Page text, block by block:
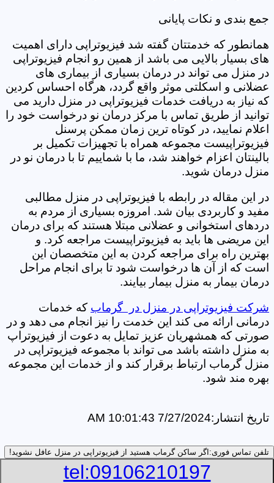
جمع بندی و نکات پایانی
همانطور که خدمتتان گفته شد فیزیوتراپی دارای اهمیت
های بسیار بالایی می باشد از همین رو انجام فیزیوتراپی
در منزل می تواند در درمان بسیاری از بیماری های
عضلانی و اسکلتی موثر واقع گردد، هرگاه احساس کردین
که نیاز به دریافت خدمات فیزیوتراپی در منزل دارید می
توانید از طریق تماس با مرکز درمان نو درخواست خود را
اعلام نمایید، در کوتاه ترین زمان ممکن پرسنل
فیزیوتراپیست مجموعه همراه با تجهیزات تکمیل بر
بالینتان اعزام خواهند شد، ما با شماییم تا با درمان نو در
منزل درمان شوید.
در این مقاله در رابطه با فیزیوتراپی در منزل مطالبی
مفید و کاربردی بیان شد. امروزه بسیاری از مردم به
دردهای استخوانی و عضلانی مبتلا هستند که برای درمان
این مریضی ها باید به فیزیوتراپیست مراجعه کرد. و
بهترین راه برای مراجعه کردن به این متخصصان این
است که از آن ها درخواست شود تا برای انجام مراحل
درمان بیمار به منزل بیمار بیایند.
شرکت فیزیوتراپی در منزل در گرماب که خدمات
درمانی ارائه می کند این خدمت را نیز انجام می دهد و در
صورتی که همشهریان عزیز تمایل به دعوت از فیزیوتراپ
به منزل داشته باشد می تواند با مجموعه فیزیوتراپی در
منزل گرماب ارتباط برقرار کند و از خدمات این مجموعه
بهره مند شود.
تاریخ انتشار:7/27/2024 10:01:43 AM
تلفن تماس فوری: اگر ساکن گرماب هستید از فیزیوتراپی در منزل عافل نشوید!
tel:09106210197